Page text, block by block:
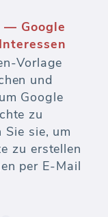
— Google
Vorlage
und
Google
zu
sie, um
zu erstellen
per E-Mail